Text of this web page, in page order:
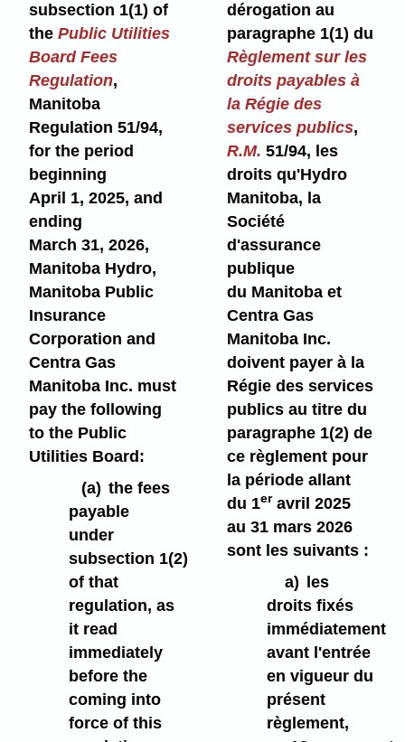
subsection 1(1) of
thePublic Utilities
Board Fees
Regulation,
Manitoba
Regulation 51/94,
for the period
beginning
April 1, 2025, and
ending
March 31, 2026,
Manitoba Hydro,
Manitoba Public
Insurance
Corporation and
Centra Gas
Manitoba Inc. must
pay the following
to the Public
Utilities Board:
(a) the fees
payable
under
subsection 1(2)
of that
regulation, as
it read
immediately
before the
coming into
force of this
dérogation au
paragraphe 1(1) du
Règlement sur les
droits payables à
la Régie des
services publics,
R.M.51/94, les
droits qu'Hydro
Manitoba, la
Société
d'assurance
publique
du Manitoba et
Centra Gas
Manitoba Inc.
doivent payer à la
Régie des services
publics au titre du
paragraphe 1(2) de
ce règlement pour
la période allant
du 1eravril 2025
au 31 mars 2026
sont les suivants :
a)
les
droits fixés
immédiatement
avant l'entrée
en vigueur du
présent
règlement,